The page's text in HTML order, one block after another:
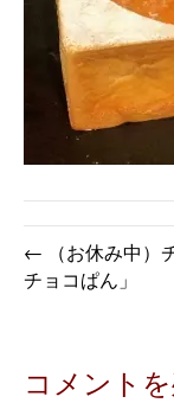
← （お休み中）
チョコぱん」
コメント